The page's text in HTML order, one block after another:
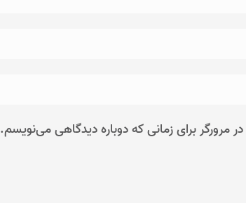
مرورگر برای زمانی که دوباره دیدگاهی می‌نویسم.